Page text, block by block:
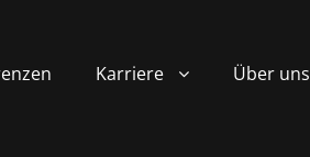
Karriere Über uns